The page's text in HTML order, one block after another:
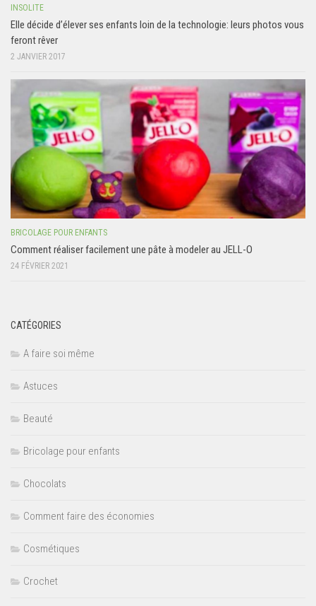
INSOLITE
Elle décide d’élever ses enfants loin de la technologie: leurs photos vous
feront rêver
2 JANVIER 2017
BRICOLAGE POUR ENFANTS
Comment réaliser facilement une pâte à modeler au JELL-O
24 FÉVRIER 2021
CATÉGORIES
A faire soi même
Astuces
Beauté
Bricolage pour enfants
Chocolats
Comment faire des économies
Cosmétiques
Crochet